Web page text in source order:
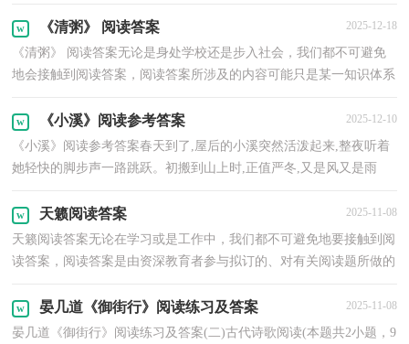
《清粥》 阅读答案 2025-12-18
《清粥》 阅读答案无论是身处学校还是步入社会，我们都不可避免
地会接触到阅读答案，阅读答案所涉及的内容可能只是某一知识体系
《小溪》阅读参考答案 2025-12-10
《小溪》阅读参考答案春天到了,屋后的小溪突然活泼起来,整夜听着
她轻快的脚步声一路跳跃。初搬到山上时,正值严冬,又是风又是雨
天籁阅读答案 2025-11-08
天籁阅读答案无论在学习或是工作中，我们都不可避免地要接触到阅
读答案，阅读答案是由资深教育者参与拟订的、对有关阅读题所做的
晏几道《御街行》阅读练习及答案 2025-11-08
晏几道《御街行》阅读练习及答案(二)古代诗歌阅读(本题共2小题，9